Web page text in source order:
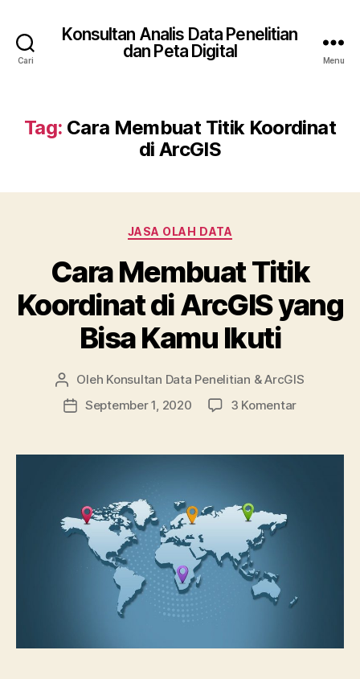
Cari
Konsultan Analis Data Penelitian
dan Peta Digital
Menu
Tag: Cara Membuat Titik Koordinat
di ArcGIS
Kategori
JASA OLAH DATA
Cara Membuat Titik
Koordinat di ArcGIS yang
Bisa Kamu Ikuti
Penulis
artikel
Oleh Konsultan Data Penelitian & ArcGIS
Tanggal
September 1, 2020 3 Komentarpada
Titik